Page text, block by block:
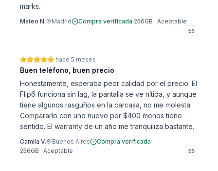
marks.
Mateo N. Madrid Compra verificada·256GB · Aceptable
ES
·hace 5 meses
Buen teléfono, buen precio
Honestamente, esperaba peor calidad por el precio. El
Flip6 funciona sin lag, la pantalla se ve nítida, y aunque
tiene algunos rasguños en la carcasa, no me molesta.
Compararlo con uno nuevo por $400 menos tiene
sentido. El warranty de un año me tranquiliza bastante.
Camila V. Buenos Aires Compra verificada·
256GB · Aceptable ES